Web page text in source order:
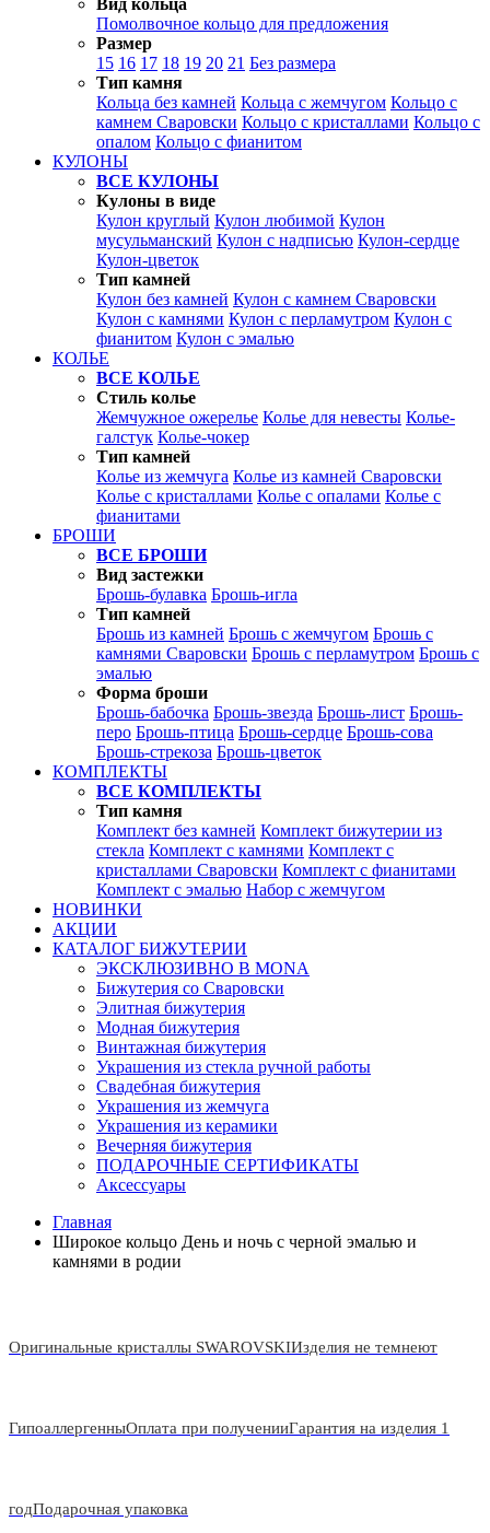
Вид кольца
Помолвочное кольцо для предложения
Размер
15 16 17 18 19 20 21 Без размера
Тип камня
Кольца без камней Кольца с жемчугом Кольцо с
камнем Сваровски Кольцо с кристаллами Кольцо с
опалом Кольцо с фианитом
КУЛОНЫ
ВСЕ КУЛОНЫ
Кулоны в виде
Кулон круглый Кулон любимой Кулон
мусульманский Кулон с надписью Кулон-сердце
Кулон-цветок
Тип камней
Кулон без камней Кулон с камнем Сваровски
Кулон с камнями Кулон с перламутром Кулон с
фианитом Кулон с эмалью
КОЛЬЕ
ВСЕ КОЛЬЕ
Стиль колье
Жемчужное ожерелье Колье для невесты Колье-
галстук Колье-чокер
Тип камней
Колье из жемчуга Колье из камней Сваровски
Колье с кристаллами Колье с опалами Колье с
фианитами
БРОШИ
ВСЕ БРОШИ
Вид застежки
Брошь-булавка Брошь-игла
Тип камней
Брошь из камней Брошь с жемчугом Брошь с
камнями Сваровски Брошь с перламутром Брошь с
эмалью
Форма броши
Брошь-бабочка Брошь-звезда Брошь-лист Брошь-
перо Брошь-птица Брошь-сердце Брошь-сова
Брошь-стрекоза Брошь-цветок
КОМПЛЕКТЫ
ВСЕ КОМПЛЕКТЫ
Тип камня
Комплект без камней Комплект бижутерии из
стекла Комплект с камнями Комплект с
кристаллами Сваровски Комплект с фианитами
Комплект с эмалью Набор с жемчугом
НОВИНКИ
АКЦИИ
КАТАЛОГ БИЖУТЕРИИ
ЭКСКЛЮЗИВНО В MONA
Бижутерия со Сваровски
Элитная бижутерия
Модная бижутерия
Винтажная бижутерия
Украшения из стекла ручной работы
Свадебная бижутерия
Украшения из жемчуга
Украшения из керамики
Вечерняя бижутерия
ПОДАРОЧНЫЕ СЕРТИФИКАТЫ
Аксессуары
Главная
Широкое кольцо День и ночь с черной эмалью и
камнями в родии
Оригинальные кристаллы SWAROVSKIИзделия не темнеют
ГипоаллергенныОплата при полученииГарантия на изделия 1
годПодарочная упаковка